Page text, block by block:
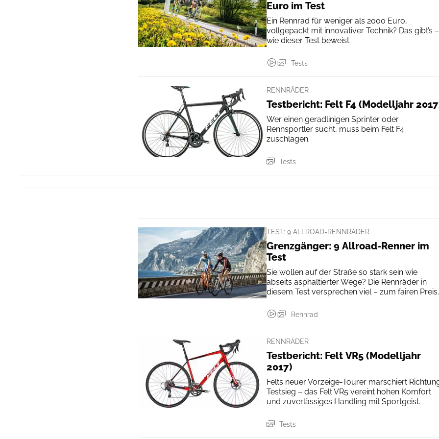
Euro im Test
Ein Rennrad für weniger als 2000 Euro,
vollgepackt mit innovativer Technik? Das gibt’s –
wie dieser Test beweist.
Tests
RENNRÄDER
Testbericht: Felt F4 (Modelljahr
Wer einen geradlinigen Sprinter oder
Rennsportler sucht, muss beim Felt F4
zuschlagen.
Tests
TEST: 9 ALLROAD-RENNRÄDER
Grenzgänger: 9 Allroad-Renner im
Test
Sie wollen auf der Straße so stark sein wie
abseits asphaltierter Wege? Die Rennräder in
diesem Test versprechen viel – zum fairen Preis.
Rennrad
RENNRÄDER
Testbericht: Felt VR5 (Modelljahr
2017)
Felts neuer Vorzeige-Tourer marschiert
Testsieg – das Felt VR5 vereint hohen Komfort
und zuverlässiges Handling mit Sportgeist.
Tests